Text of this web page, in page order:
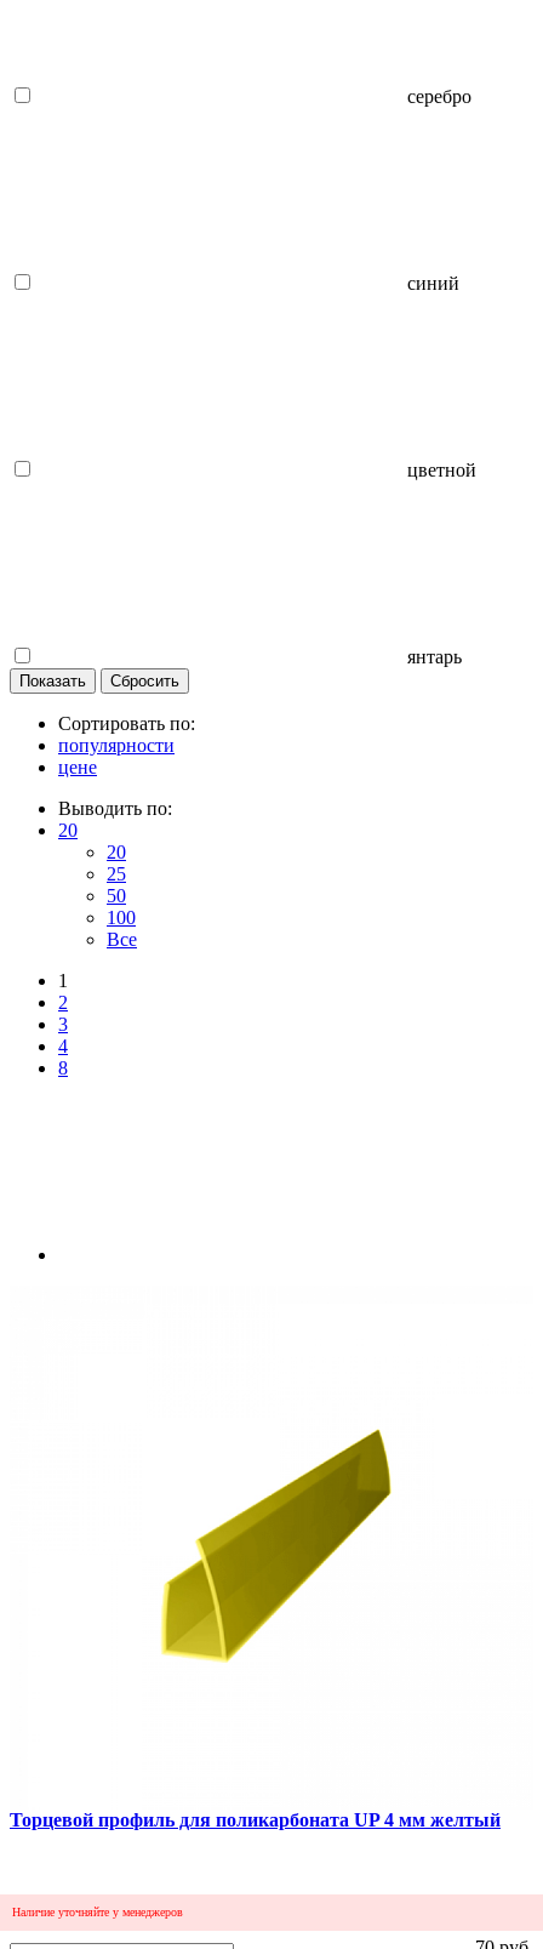
серебро
синий
цветной
янтарь
Сортировать по:
популярности
цене
Выводить по:
20
20
25
50
100
Все
1
2
3
4
8
Торцевой профиль для поликарбоната UP 4 мм желтый
Наличие уточняйте у менеджеров